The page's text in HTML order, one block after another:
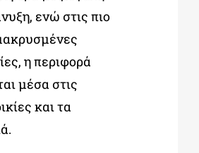
ενώ στις πιο
η περιφορά
μέσα στις
και τα